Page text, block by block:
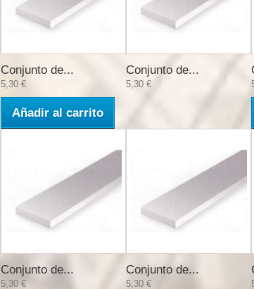
Conjunto de...
5,30 €
Añadir al carrito
Conjunto de...
5,30 €
Conjunto de...
5,30 €
Conjunto de...
5,30 €